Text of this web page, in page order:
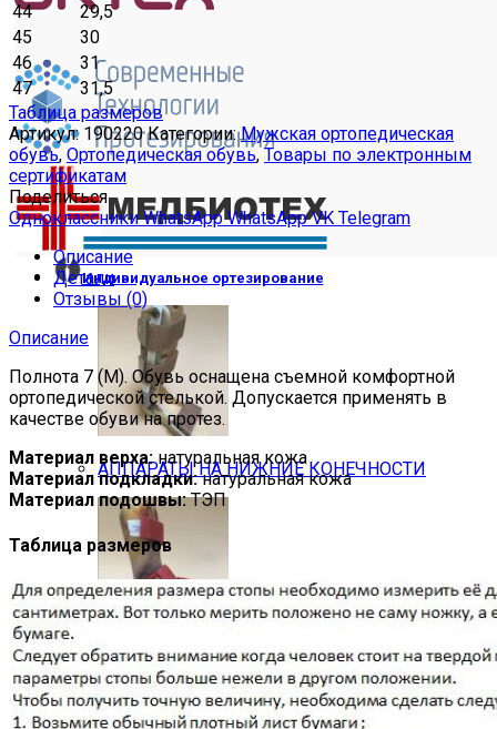
Индивидуальное ортезирование
АППАРАТЫ НА НИЖНИЕ КОНЕЧНОСТИ
ТУТОРЫ НА НИЖНИЕ КОНЕЧНОСТИ
44
29,5
45
30
46
31
47
31,5
Таблица размеров
Артикул: 190220 Категории:Мужская ортопедическая
обувь, Ортопедическая обувь, Товары по электронным
сертификатам
Поделиться
Одноклассники WhatsApp WhatsApp VK Telegram
Описание
Детали
Отзывы (0)
Описание
Полнота 7 (М). Обувь оснащена съемной комфортной
ортопедической стелькой. Допускается применять в
качестве обуви на протез.
Материал верха:натуральная кожа
Материал подкладки:натуральная кожа
Материал подошвы:ТЭП
Таблица размеров